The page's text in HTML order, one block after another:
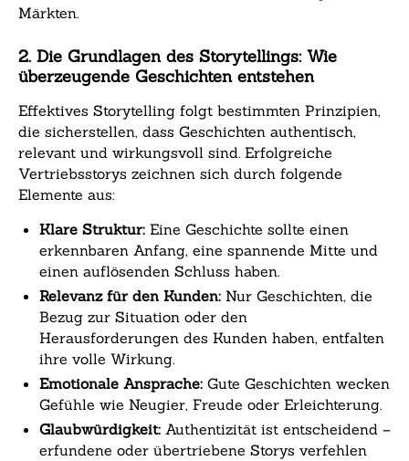
Märkten.
2. Die Grundlagen des Storytellings: Wie
überzeugende Geschichten entstehen
Effektives Storytelling folgt bestimmten Prinzipien,
die sicherstellen, dass Geschichten authentisch,
relevant und wirkungsvoll sind. Erfolgreiche
Vertriebsstorys zeichnen sich durch folgende
Elemente aus:
Klare Struktur: Eine Geschichte sollte einen
erkennbaren Anfang, eine spannende Mitte und
einen auflösenden Schluss haben.
Relevanz für den Kunden: Nur Geschichten, die
Bezug zur Situation oder den
Herausforderungen des Kunden haben, entfalten
ihre volle Wirkung.
Emotionale Ansprache: Gute Geschichten wecken
Gefühle wie Neugier, Freude oder Erleichterung.
Glaubwürdigkeit: Authentizität ist entscheidend –
erfundene oder übertriebene Storys verfehlen